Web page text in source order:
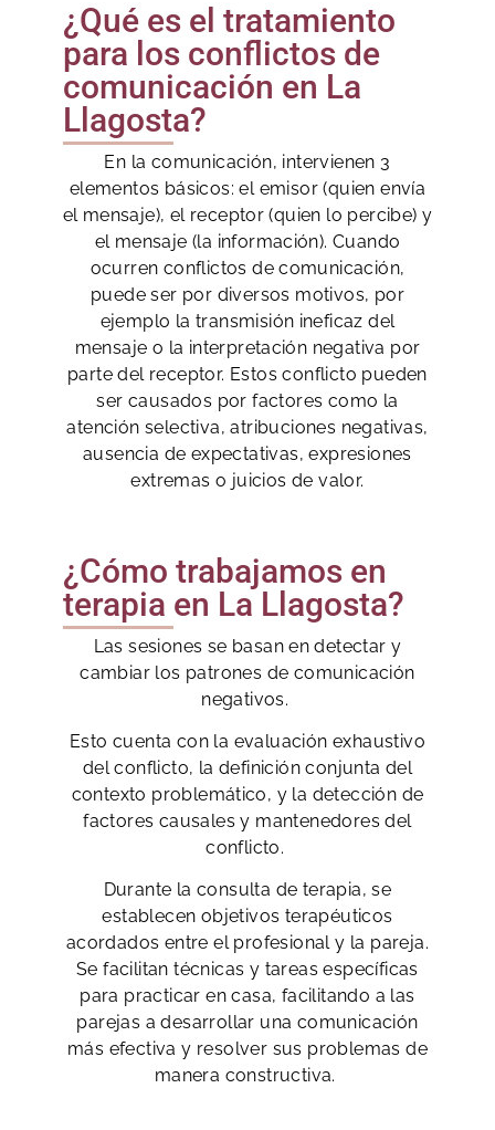
¿Qué es el tratamiento
para los conflictos de
comunicación en La
Llagosta?
En la comunicación, intervienen 3
elementos básicos: el emisor (quien envía
el mensaje), el receptor (quien lo percibe) y
el mensaje (la información). Cuando
ocurren conflictos de comunicación,
puede ser por diversos motivos, por
ejemplo la transmisión ineficaz del
mensaje o la interpretación negativa por
parte del receptor. Estos conflicto pueden
ser causados por factores como la
atención selectiva, atribuciones negativas,
ausencia de expectativas, expresiones
extremas o juicios de valor.
¿Cómo trabajamos en
terapia en La Llagosta?
Las sesiones se basan en detectar y
cambiar los patrones de comunicación
negativos.
Esto cuenta con la evaluación exhaustivo
del conflicto, la definición conjunta del
contexto problemático, y la detección de
factores causales y mantenedores del
conflicto.
Durante la consulta de terapia, se
establecen objetivos terapéuticos
acordados entre el profesional y la pareja.
Se facilitan técnicas y tareas específicas
para practicar en casa, facilitando a las
parejas adesarrollar una comunicación
más efectiva y resolver sus problemas de
manera constructiva.